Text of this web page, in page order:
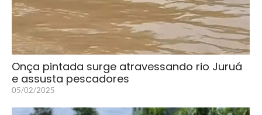
Onça pintada surge atravessando rio Juruá
e assusta pescadores
05/02/2025